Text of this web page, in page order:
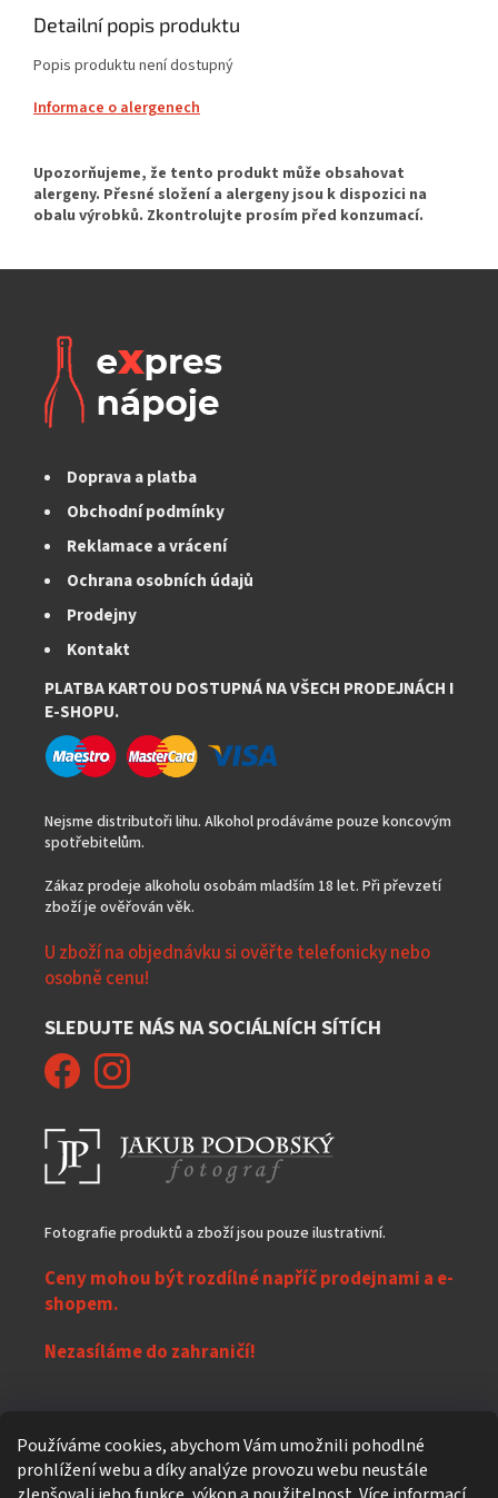
Používáme cookies, abychom Vám umožnili pohodlné
prohlížení webu a díky analýze provozu webu neustále
Detailní popis produktu
Popis produktu není dostupný
Informace o alergenech
Doprava a platba
Obchodní podmínky
Reklamace a vrácení
Ochrana osobních údajů
Prodejny
Kontakt
PLATBA KARTOU DOSTUPNÁ NA VŠECH PRODEJNÁCH I
E-SHOPU.
Nejsme distributoři lihu. Alkohol prodáváme pouze koncovým
spotřebitelům.
Zákaz prodeje alkoholu osobám mladším 18 let. Při převzetí
zboží je ověřován věk.
U zboží na objednávku si ověřte telefonicky nebo
osobně cenu!
SLEDUJTE NÁS NA SOCIÁLNÍCH SÍTÍCH
Fotografie produktů a zboží jsou pouze ilustrativní.
Ceny mohou být rozdílné napříč prodejnami a e-
shopem.
Nezasíláme do zahraničí!
Vytvořil Shoptet